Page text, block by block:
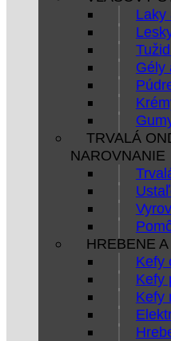
Laky
Gély
TRVALÁ
NAROVNANIE
HREBENE
Kefy
Kefy
Kefy